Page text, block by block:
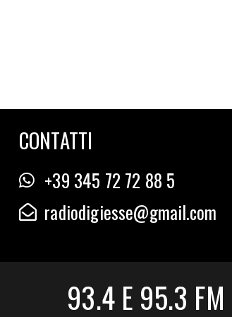
CONTATTI
+39 345 72 72 88 5
radiodigiesse@gmail.com
93.4 E 95.3 FM